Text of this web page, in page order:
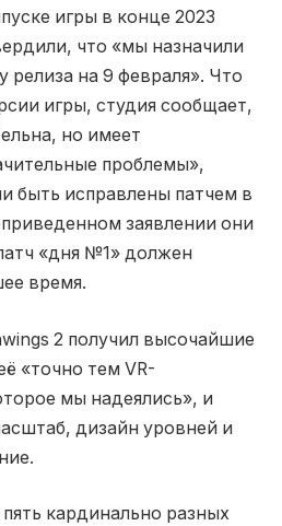
игры в конце 2023
что «мы назначили
релиза на 9 февраля». Что
игры, студия сообщает,
но имеет
проблемы»,
быть исправлены патчем в
заявлении они
«дня №1» должен
время.
2 получил высочайшие
«точно тем VR-
мы надеялись», и
дизайн уровней и
кардинально разных